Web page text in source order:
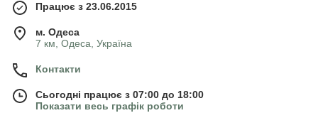
Працює з 23.06.2015
м. Одеса
7 км, Одеса, Україна
Контакти
Сьогодні працює з 07:00 до 18:00
Показати весь графік роботи